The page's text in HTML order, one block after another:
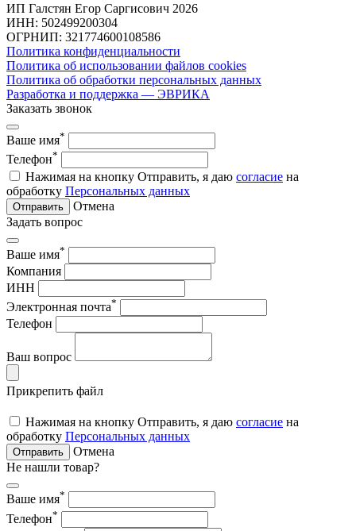
ИП Галстян Егор Саргисович 2026
ИНН: 502499200304
ОГРНИП: 321774600108586
Политика конфиденциальности
Политика об использовании файлов cookies
Политика об обработки персональных данных
Разработка и поддержка — ЭВРИКА
Заказать звонок
Ваше имя*
Телефон*
Нажимая на кнопку Отправить, я даю согласие на
обработку Персональных данных
Отправить
Отмена
Задать вопрос
Ваше имя*
Компания
ИНН
Электронная почта*
Телефон
Ваш вопрос
Прикрепить файл
Нажимая на кнопку Отправить, я даю согласие на
обработку Персональных данных
Отправить
Отмена
Не нашли товар?
Ваше имя*
Телефон*